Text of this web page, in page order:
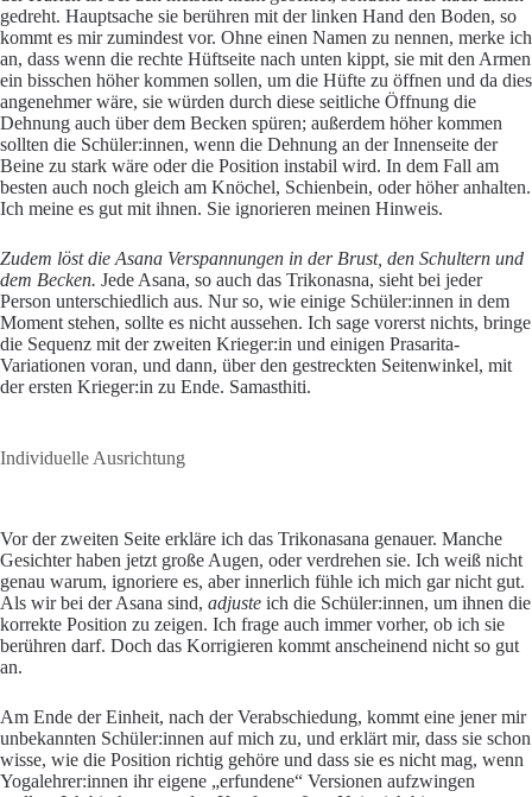
gedreht. Hauptsache sie berühren mit der linken Hand den Boden, so
kommt es mir zumindest vor. Ohne einen Namen zu nennen, merke ich
an, dass wenn die rechte Hüftseite nach unten kippt, sie mit den Armen
ein bisschen höher kommen sollen, um die Hüfte zu öffnen und da dies
angenehmer wäre, sie würden durch diese seitliche Öffnung die
Dehnung auch über dem Becken spüren; außerdem höher kommen
sollten die Schüler:innen, wenn die Dehnung an der Innenseite der
Beine zu stark wäre oder die Position instabil wird. In dem Fall am
besten auch noch gleich am Knöchel, Schienbein, oder höher anhalten.
Ich meine es gut mit ihnen. Sie ignorieren meinen Hinweis.
Zudem löst die Asana Verspannungen in der Brust, den Schultern und
dem Becken. Jede Asana, so auch das Trikonasna, sieht bei jeder
Person unterschiedlich aus. Nur so, wie einige Schüler:innen in dem
Moment stehen, sollte es nicht aussehen. Ich sage vorerst nichts, bringe
die Sequenz mit der zweiten Krieger:in und einigen Prasarita-
Variationen voran, und dann, über den gestreckten Seitenwinkel, mit
der ersten Krieger:in zu Ende. Samasthiti.
Individuelle Ausrichtung
Vor der zweiten Seite erkläre ich das Trikonasana genauer. Manche
Gesichter haben jetzt große Augen, oder verdrehen sie. Ich weiß nicht
genau warum, ignoriere es, aber innerlich fühle ich mich gar nicht gut.
Als wir bei der Asana sind, adjuste ich die Schüler:innen, um ihnen die
korrekte Position zu zeigen. Ich frage auch immer vorher, ob ich sie
berühren darf. Doch das Korrigieren kommt anscheinend nicht so gut
an.
Am Ende der Einheit, nach der Verabschiedung, kommt eine jener mir
unbekannten Schüler:innen auf mich zu, und erklärt mir, dass sie schon
wisse, wie die Position richtig gehöre und dass sie es nicht mag, wenn
Yogalehrer:innen ihr eigene „erfundene“ Versionen aufzwingen